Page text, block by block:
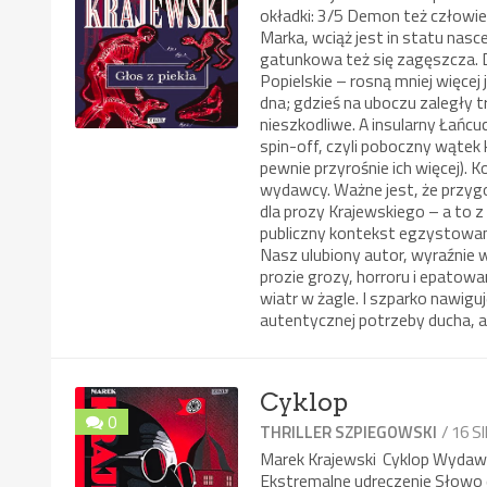
okładki: 3/5 Demon też
Marka, wciąż jest in statu
gatunkowa też się zagęszcza.
Popielskie – rosną mniej
dna; gdzieś na uboczu zaległy
nieszkodliwe. A insularny
spin-off, czyli poboczny wątek
pewnie przyrośnie ich więcej).
wydawcy. Ważne jest, że
dla prozy Krajewskiego – a to
publiczny kontekst
Nasz ulubiony autor, wyraźnie
prozie grozy, horroru i
wiatr w żagle. I szparko
autentycznej potrzeby ducha,
0
Cyklop
THRILLER SZPIEGOWSKI / 16
Marek Krajewski Cyklop
Ekstremalne udręczenie